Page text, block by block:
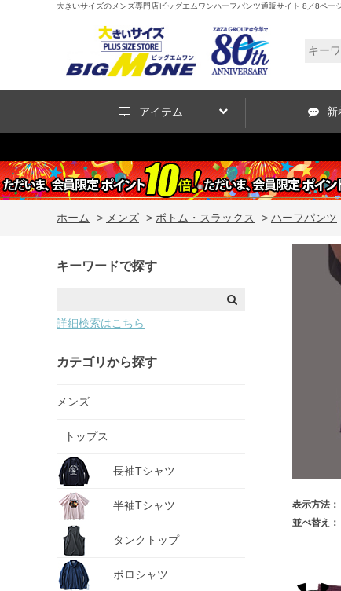
大きいサイズのメンズ専門店ビッグエムワンハーフパンツ通販サイト 8／8ペー
アイテム 新
ホーム > メンズ > ボトム・スラックス > ハーフパンツ
キーワードで探す
詳細検索はこちら
カテゴリから探す
メンズ
トップス
長袖Tシャツ
半袖Tシャツ
タンクトップ
ポロシャツ
表示方法：
並べ替え：